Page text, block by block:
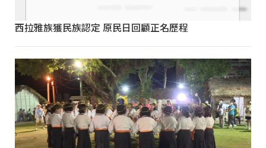
西拉雅族獲民族認定 原民日回顧正名歷程